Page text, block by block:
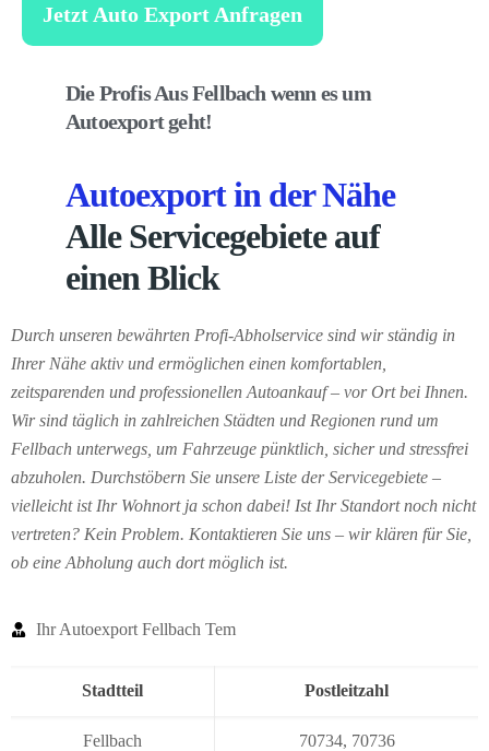
Jetzt Auto Export Anfragen
Die Profis Aus Fellbach wenn es um
Autoexport geht!
Autoexport in der Nähe
Alle Servicegebiete auf
einen Blick
Durch unseren bewährten Profi-Abholservice sind wir ständig in
Ihrer Nähe aktiv und ermöglichen einen komfortablen,
zeitsparenden und professionellen Autoankauf – vor Ort bei Ihnen.
Wir sind täglich in zahlreichen Städten und Regionen rund um
Fellbach unterwegs, um Fahrzeuge pünktlich, sicher und stressfrei
abzuholen. Durchstöbern Sie unsere Liste der Servicegebiete –
vielleicht ist Ihr Wohnort ja schon dabei! Ist Ihr Standort noch nicht
vertreten? Kein Problem. Kontaktieren Sie uns – wir klären für Sie,
ob eine Abholung auch dort möglich ist.
Ihr Autoexport Fellbach Tem
Stadtteil Postleitzahl
Fellbach 70734, 70736